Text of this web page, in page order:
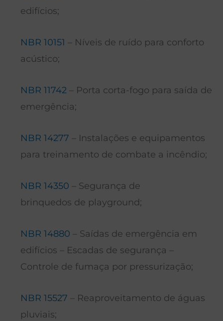
edifícios;
NBR 10151
– Níveis de ruído para conforto
acústico;
NBR 11742 – Porta corta-fogo para saída de
emergência;
NBR 14277 – Instalações e equipamentos
para treinamento de combate a incêndio;
NBR 14350 – Segurança de
brinquedos de playground;
NBR 14880 – Saídas de emergência em
edifícios – Escadas de segurança –
Controle de fumaça por pressurização;
NBR 15527 – Reaproveitamento de águas
pluviais;